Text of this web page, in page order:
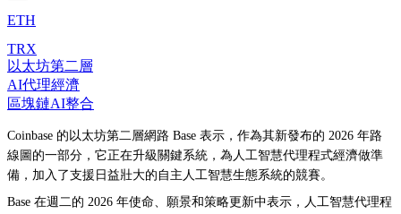
ETH
TRX
以太坊第二層
AI代理經濟
區塊鏈AI整合
Coinbase 的以太坊第二層網路 Base 表示，作為其新發布的 2026 年路
線圖的一部分，它正在升級關鍵系統，為人工智慧代理程式經濟做準
備，加入了支援日益壯大的自主人工智慧生態系統的競賽。
Base 在週二的 2026 年使命、願景和策略更新中表示，人工智慧代理程